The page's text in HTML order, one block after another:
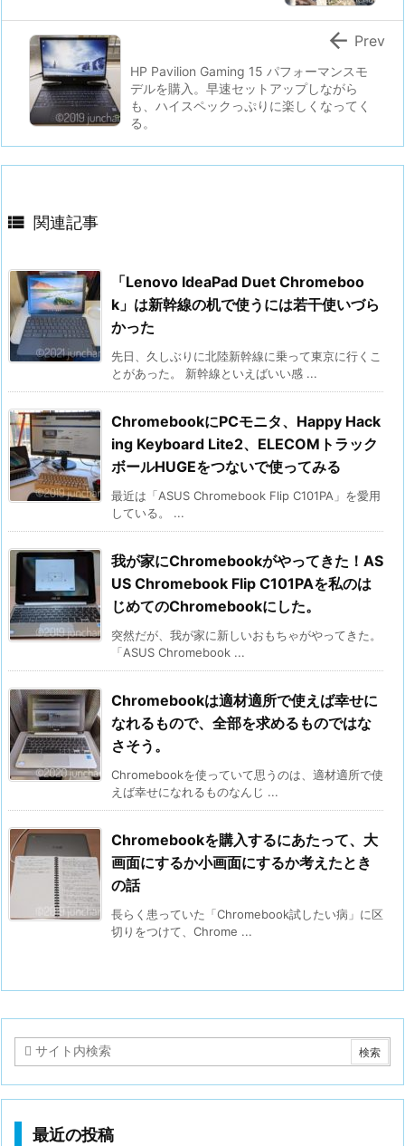
HP Pavilion Gaming 15 パフォーマンスモ
デルを購入。早速セットアップしながら
も、ハイスペックっぷりに楽しくなってく
る。
 Prev
 関連記事
「Lenovo IdeaPad Duet Chromeboo
k」は新幹線の机で使うには若干使いづら
かった
先日、久しぶりに北陸新幹線に乗って東京に行くこ
とがあった。 新幹線といえばいい感 ...
ChromebookにPCモニタ、Happy Hack
ing Keyboard Lite2、ELECOMトラック
ボールHUGEをつないで使ってみる
最近は「ASUS Chromebook Flip C101PA」を愛用
している。 ...
我が家にChromebookがやってきた！AS
US Chromebook Flip C101PAを私のは
じめてのChromebookにした。
突然だが、我が家に新しいおもちゃがやってきた。
「ASUS Chromebook ...
Chromebookは適材適所で使えば幸せに
なれるもので、全部を求めるものではな
さそう。
Chromebookを使っていて思うのは、適材適所で使
えば幸せになれるものなんじ ...
Chromebookを購入するにあたって、大
画面にするか小画面にするか考えたとき
の話
長らく患っていた「Chromebook試したい病」に区
切りをつけて、Chrome ...
最近の投稿